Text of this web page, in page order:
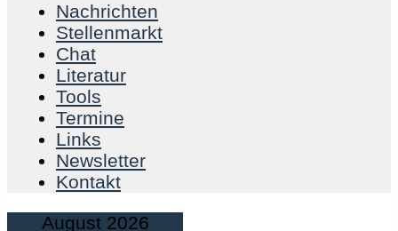
Nachrichten
Stellenmarkt
Chat
Literatur
Tools
Termine
Links
Newsletter
Kontakt
August 2026